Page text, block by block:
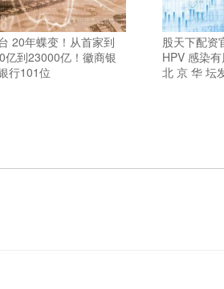
20年蝶变！从首家到
亿到23000亿！徽商银
行101位
股天下配资
HPV 感染
北 京 华 坛